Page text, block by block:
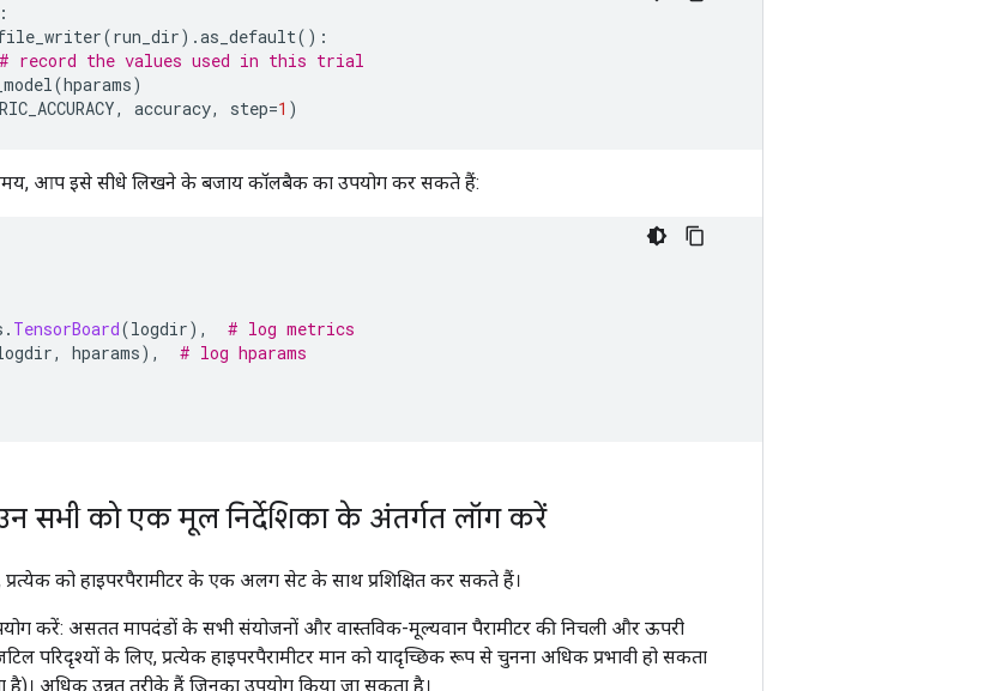
(run_dir).as_default():
# record the values used in this trial
(hparams)
, accuracy, step=1 )
समय, आप इसे सीधे लिखने के बजाय कॉलबैक का उपयोग कर सकते हैं:
. TensorBoard(logdir),
# log metrics
, hparams),
# log hparams
सभी को एक मूल निर्देशिका के अंतर्गत लॉग करें
को हाइपरपैरामीटर के एक अलग सेट के साथ प्रशिक्षित कर सकते हैं।
करें: असतत मापदंडों के सभी संयोजनों और वास्तविक-मूल्यवान पैरामीटर की निचली और ऊपरी
परिदृश्यों के लिए, प्रत्येक हाइपरपैरामीटर मान को यादृच्छिक रूप से चुनना अधिक प्रभावी हो सकता
अधिक उन्नत तरीके हैं जिनका उपयोग किया जा सकता है।